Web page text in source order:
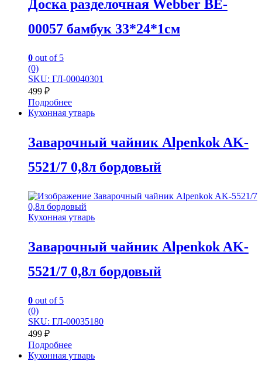
Доска разделочная Webber BE-
00057 бамбук 33*24*1см
0 out of 5
(0)
SKU: ГЛ-00040301
499 ₽
Подробнее
Кухонная утварь
Заварочный чайник Alpenkok AK-
5521/7 0,8л бордовый
Кухонная утварь
Заварочный чайник Alpenkok AK-
5521/7 0,8л бордовый
0 out of 5
(0)
SKU: ГЛ-00035180
499 ₽
Подробнее
Кухонная утварь